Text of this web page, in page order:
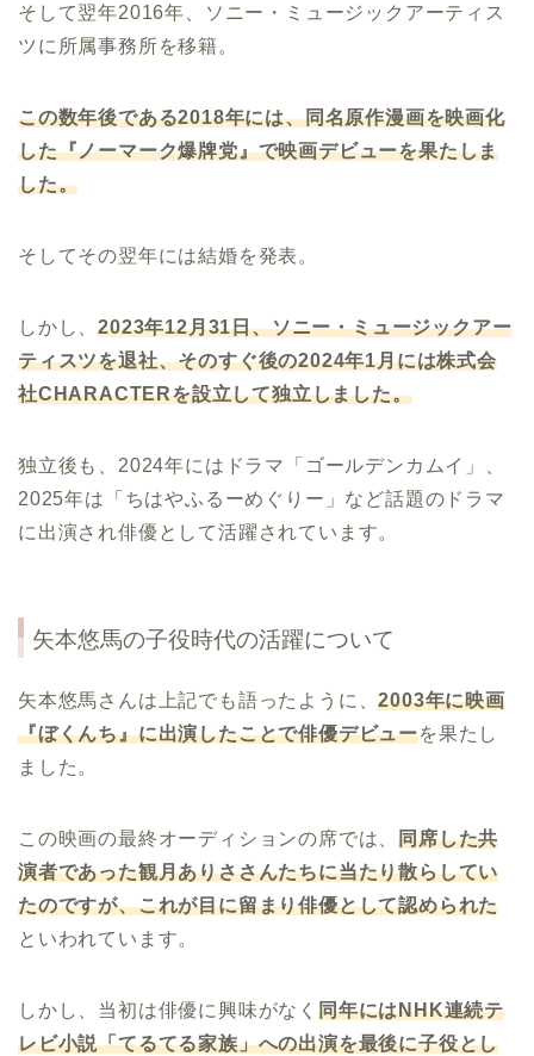
そして翌年2016年、ソニー・ミュージックアーティス
ツに所属事務所を移籍。
この数年後である2018年には、同名原作漫画を映画化
した『ノーマーク爆牌党』で映画デビューを果たしま
した。
そしてその翌年には結婚を発表。
しかし、2023年12月31日、ソニー・ミュージックアー
ティスツを退社、そのすぐ後の2024年1月には株式会
社CHARACTERを設立して独立しました。
独立後も、2024年にはドラマ「ゴールデンカムイ」、
2025年は「ちはやふるーめぐりー」など話題のドラマ
に出演され俳優として活躍されています。
矢本悠馬の子役時代の活躍について
矢本悠馬さんは上記でも語ったように、2003年に映画
『ぼくんち』に出演したことで俳優デビューを果たし
ました。
この映画の最終オーディションの席では、同席した共
演者であった観月ありささんたちに当たり散らしてい
たのですが、これが目に留まり俳優として認められた
といわれています。
しかし、当初は俳優に興味がなく 同年にはNHK連続テ
レビ小説「てるてる家族」への出演を最後に子役とし